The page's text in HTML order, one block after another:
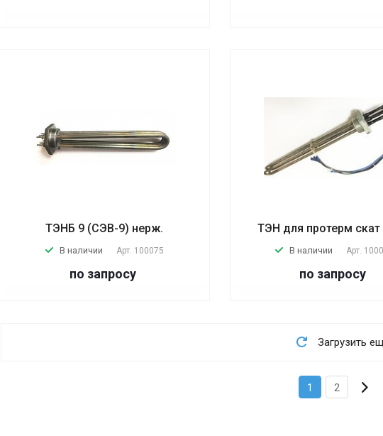
ТЭНБ 9 (СЭВ-9) нерж.
В наличии Арт. 100075
по запросу
ТЭН для протерм скат
В наличии Арт.
по запросу
Загрузить
1 2